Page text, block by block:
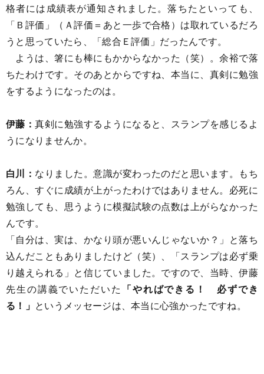
格者には成績表が通知されました。落ちたといっても、
「Ｂ評価」（Ａ評価＝あと一歩で合格）は取れているだろ
うと思っていたら、「総合Ｅ評価」だったんです。
ようは、箸にも棒にもかからなかった（笑）。余裕で落
ちたわけです。そのあとからですね、本当に、真剣に勉強
をするようになったのは。
伊藤：真剣に勉強するようになると、スランプを感じるよ
うになりませんか。
白川： なりました。意識が変わったのだと思います。もち
ろん、すぐに成績が上がったわけではありません。必死に
勉強しても、思うように模擬試験の点数は上がらなかった
んです。
「自分は、実は、かなり頭が悪いんじゃないか？」と落ち
込んだこともありましたけど（笑）、「スランプは必ず乗
り越えられる」と信じていました。ですので、当時、伊藤
先生の講義でいただいた 「やればできる！ 必ずでき
る！」 というメッセージは、本当に心強かったですね。